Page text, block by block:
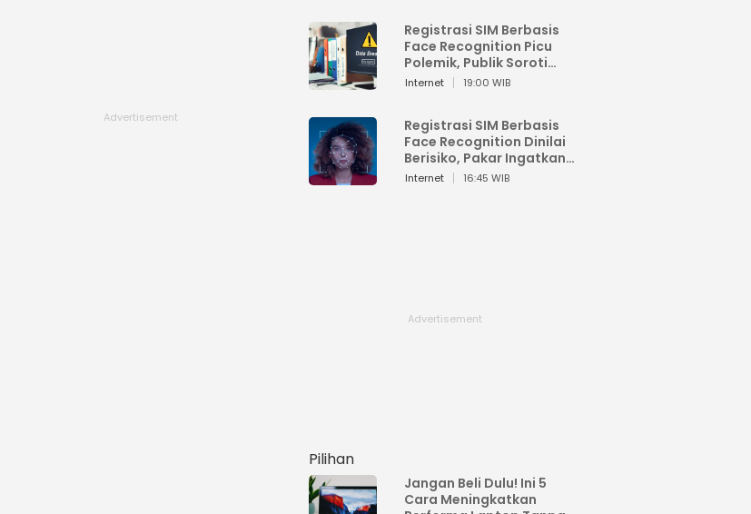
Registrasi SIM Berbasis
Face Recognition Picu
Polemik, Publik Soroti
Risiko Kebocoran Data
Internet 19:00 WIB
Registrasi SIM Berbasis
Face Recognition Dinilai
Berisiko, Pakar Ingatkan
Ancaman Privasi dan
Internet 16:45 WIB
Pilihan
Jangan Beli Dulu! Ini 5
Cara Meningkatkan